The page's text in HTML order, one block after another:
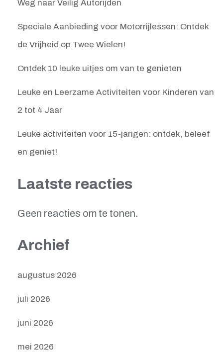
Weg naar Veilig Autorijden
Speciale Aanbieding voor Motorrijlessen: Ontdek
de Vrijheid op Twee Wielen!
Ontdek 10 leuke uitjes om van te genieten
Leuke en Leerzame Activiteiten voor Kinderen van
2 tot 4 Jaar
Leuke activiteiten voor 15-jarigen: ontdek, beleef
en geniet!
Laatste reacties
Geen reacties om te tonen.
Archief
augustus 2026
juli 2026
juni 2026
mei 2026